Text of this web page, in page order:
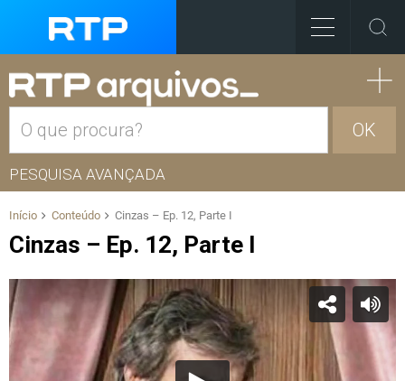
OK
PESQUISA AVANÇADA
Início Conteúdo Cinzas – Ep. 12, Parte I
Cinzas – Ep. 12, Parte I